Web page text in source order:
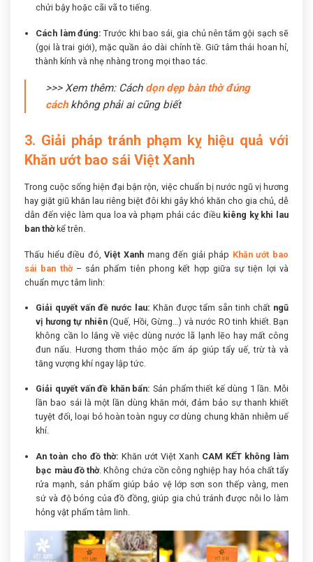
chửi bậy hoặc cãi vã to tiếng.
Cách làm đúng: Trước khi bao sái, gia chủ nên tắm gội sạch sẽ
(gọi là trai giới), mặc quần áo dài chỉnh tề. Giữ tâm thái hoan hỉ,
thành kính và nhẹ nhàng trong mọi thao tác.
>>> Xem thêm: Cách dọn dẹp bàn thờ đúng
cáchkhông phải ai cũng biết
3. Giải pháp tránh phạm kỵ hiệu quả với
Khăn ướt bao sái Việt Xanh
Trong cuộc sống hiện đại bận rộn, việc chuẩn bị nước ngũ vị hương
hay giặt giũ khăn lau riêng biệt đôi khi gây khó khăn cho gia chủ, dễ
dẫn đến việc làm qua loa và phạm phải các điều kiêng kỵ khi lau
ban thờkể trên.
Thấu hiểu điều đó,Việt Xanhmang đến giải pháp Khăn ướt bao
sái ban thờ– sản phẩm tiên phong kết hợp giữa sự tiện lợi và
chuẩn mực tâm linh:
Giải quyết vấn đề nước lau: Khăn được tẩm sẵn tinh chất ngũ
vị hương tự nhiên(Quế, Hồi, Gừng…) và nước RO tinh khiết. Bạn
không cần lo lắng về việc dùng nước lã lạnh lẽo hay mất công
đun nấu. Hương thơm thảo mộc ấm áp giúp tẩy uế, trừ tà và
tăng vượng khí ngay lập tức.
Giải quyết vấn đề khăn bẩn: Sản phẩm thiết kế dùng 1 lần. Mỗi
lần bao sái là một lần dùng khăn mới, đảm bảo sự thanh khiết
tuyệt đối, loại bỏ hoàn toàn nguy cơ dùng chung khăn nhiễm uế
khí.
An toàn cho đồ thờ: Khăn ướt Việt Xanh CAM KẾT không làm
bạc màu đồ thờ. Không chứa cồn công nghiệp hay hóa chất tẩy
rửa mạnh, sản phẩm giúp bảo vệ lớp sơn son thếp vàng, men
sứ và độ bóng của đồ đồng, giúp gia chủ tránh được nỗi lo làm
hỏng vật phẩm tâm linh.